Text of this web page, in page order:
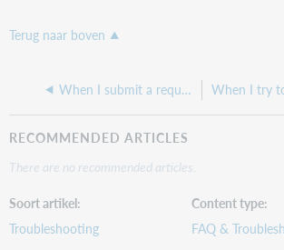
Terug naar boven
When I submit a request for "Other" request, where does the information show up in ILLiad?
RECOMMENDED ARTICLES
There are no recommended articles.
Soort artikel
Troubleshooting
Content type
FAQ &